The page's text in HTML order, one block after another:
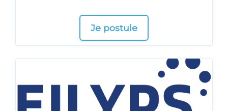
Je postule